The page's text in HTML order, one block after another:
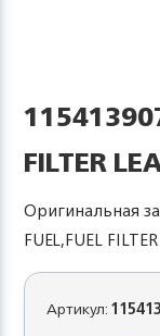
FILTER
Оригинальная
FUEL,FUEL
Артикул: